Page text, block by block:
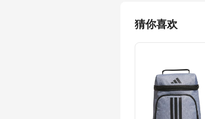
猜你喜欢